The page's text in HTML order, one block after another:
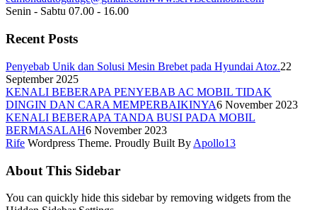
Senin - Sabtu 07.00 - 16.00
Recent Posts
Penyebab Unik dan Solusi Mesin Brebet pada Hyundai Atoz.22
September 2025
KENALI BEBERAPA PENYEBAB AC MOBIL TIDAK
DINGIN DAN CARA MEMPERBAIKINYA6 November 2023
KENALI BEBERAPA TANDA BUSI PADA MOBIL
BERMASALAH6 November 2023
Rife Wordpress Theme. Proudly Built By Apollo13
About This Sidebar
You can quickly hide this sidebar by removing widgets from the